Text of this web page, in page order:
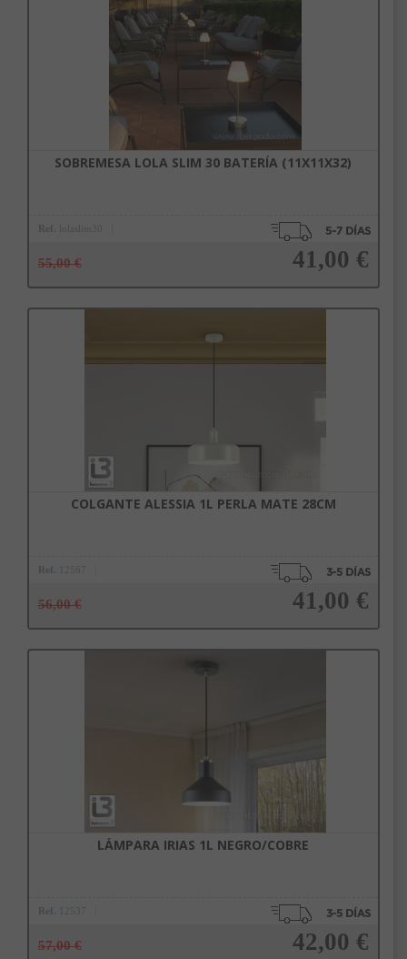
SOBREMESA LOLA SLIM 30 BATERÍA (11X11X32)
Ref. lolaslim30
55,00 € 41,00 €
Añadir a la cesta
COLGANTE ALESSIA 1L PERLA MATE 28CM
Ref. 12567
56,00 € 41,00 €
Añadir a la cesta
LÁMPARA IRIAS 1L NEGRO/COBRE
Ref. 12537
57,00 € 42,00 €